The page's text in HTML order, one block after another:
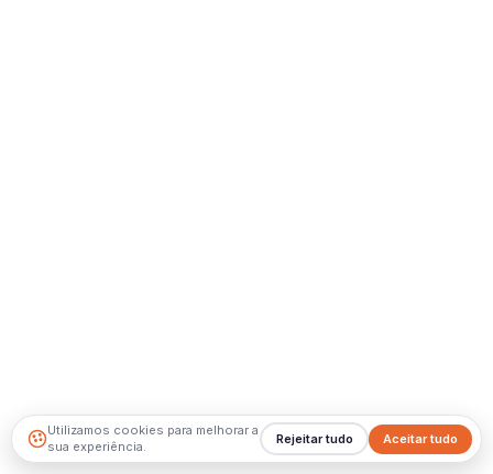
Utilizamos cookies para melhorar a
sua experiência.
Aceitar tudo
Rejeitar tudo